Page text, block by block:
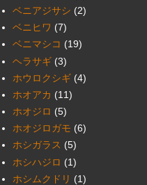
ベニアジサシ (2)
ベニヒワ (7)
ベニマシコ (19)
ヘラサギ (3)
ホウロクシギ (4)
ホオアカ (11)
ホオジロ (5)
ホオジロガモ (6)
ホシガラス (5)
ホシハジロ (1)
ホシムクドリ (1)